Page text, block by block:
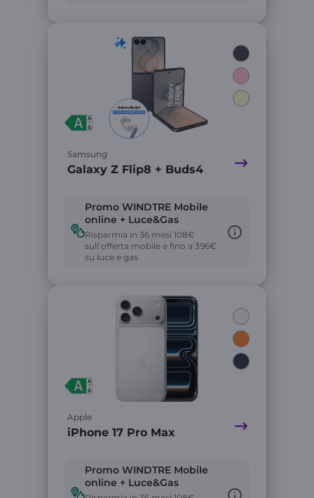
Samsung
Galaxy Z Flip8 + Buds4
Promo WINDTRE Mobile
online + Luce&Gas
Risparmia in 36 mesi 108€
sull’offerta mobile e fino a 396€
su luce e gas
Link
Apple
iPhone 17 Pro Max
Promo WINDTRE Mobile
online + Luce&Gas
Link